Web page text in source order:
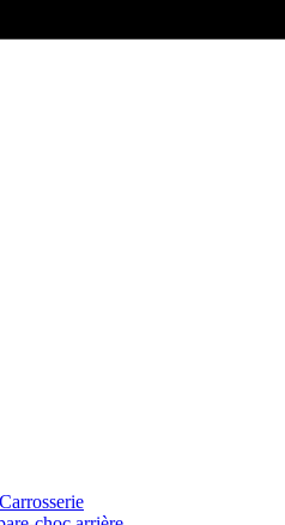
Carrosserie